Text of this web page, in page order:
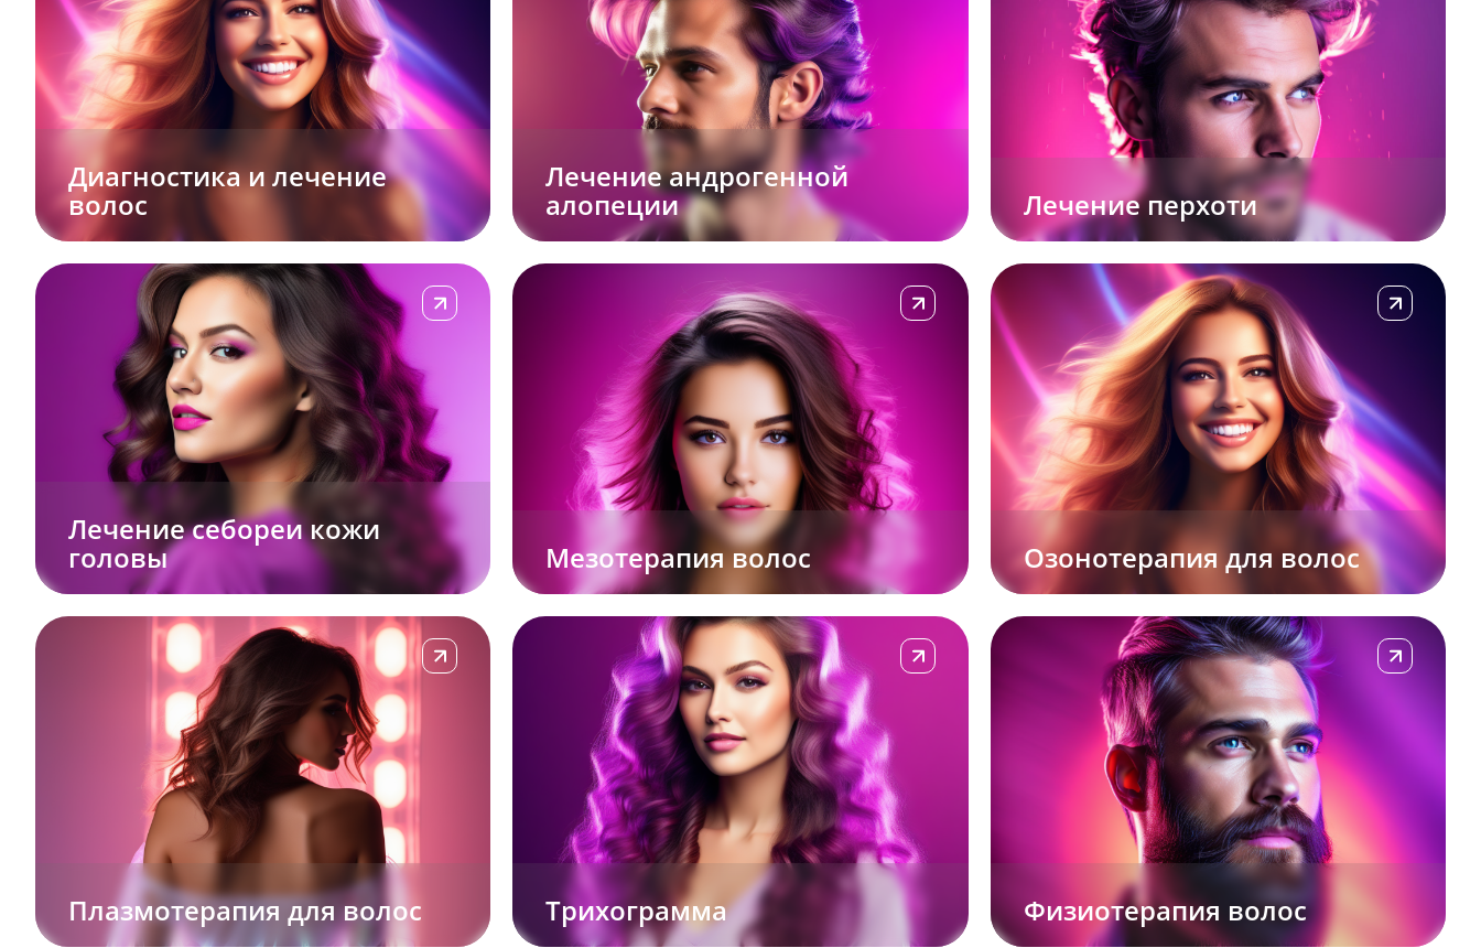
Диагностика и лечение
волос
Лечение андрогенной
алопеции Лечение перхоти
Лечение себореи кожи
головы
Подробнее
Мезотерапия волос
Подробнее
Озонотерапия для волос
Подробнее
Плазмотерапия для волос
Подробнее
Трихограмма
Подробнее
Физиотерапия волос
Подробнее